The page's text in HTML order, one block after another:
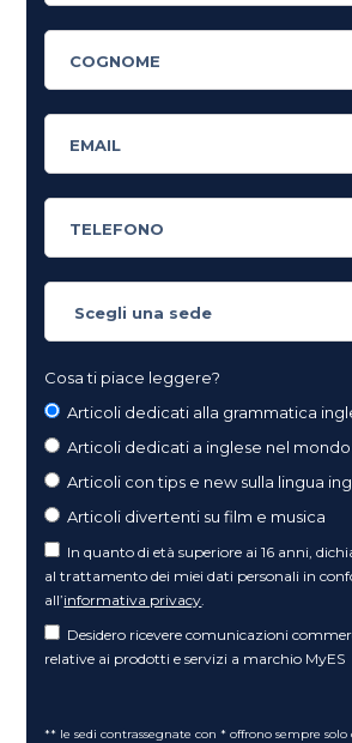
Cosa ti piace leggere?
Articoli dedicati alla grammatica
Articoli dedicati a inglese nel
Articoli con tips e new sulla lingua
Articoli divertenti su film e musica
In quanto di età superiore ai 16 anni,
al trattamento dei miei dati personali in
all’informativa privacy
Desidero ricevere comunicazioni
relative ai prodotti e servizi a marchio MyES
** le sedi contrassegnate con * offrono sempre solo